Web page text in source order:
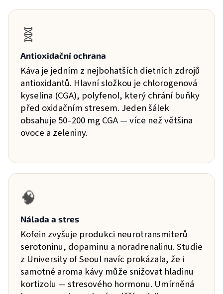
🧬
Antioxidační ochrana
Káva je jedním z nejbohatších dietních zdrojů
antioxidantů. Hlavní složkou je chlorogenová
kyselina (CGA), polyfenol, který chrání buňky
před oxidačním stresem. Jeden šálek
obsahuje 50–200 mg CGA — více než většina
ovoce a zeleniny.
🧠
Nálada a stres
Kofein zvyšuje produkci neurotransmiterů
serotoninu, dopaminu a noradrenalinu. Studie
z University of Seoul navíc prokázala, že i
samotné aroma kávy může snižovat hladinu
kortizolu — stresového hormonu. Umírněná